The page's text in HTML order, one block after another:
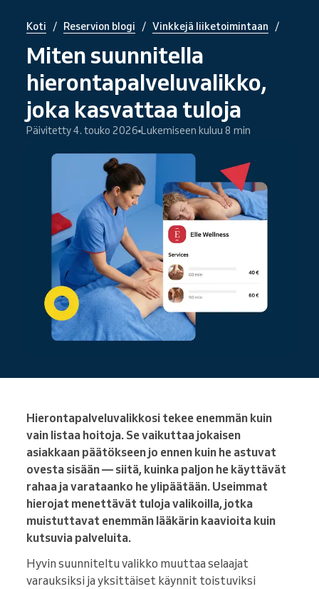
Koti / Reservion blogi / Vinkkejä liiketoimintaan /
Miten suunnitella
hierontapalveluvalikko,
joka kasvattaa tuloja
Päivitetty 4. touko 2026 Lukemiseen kuluu 8 min
Hierontapalveluvalikkosi tekee enemmän kuin
vain listaa hoitoja. Se vaikuttaa jokaisen
asiakkaan päätökseen jo ennen kuin he astuvat
ovesta sisään — siitä, kuinka paljon he käyttävät
rahaa ja varataanko he ylipäätään. Useimmat
hierojat menettävät tuloja valikoilla, jotka
muistuttavat enemmän lääkärin kaavioita kuin
kutsuvia palveluita.
Hyvin suunniteltu valikko muuttaa selaajat
varauksiksi ja yksittäiset käynnit toistuviksi